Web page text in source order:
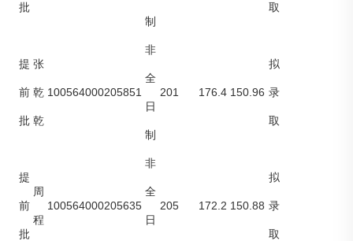
批
制
取
提
前
批
张
乾
乾
100564000205851
非
全
日
制
201 176.4 150.96
拟
录
取
提
前
批
周
程
100564000205635
非
全
日
205 172.2 150.88
拟
录
取